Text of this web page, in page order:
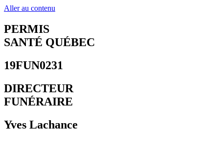
Aller au contenu
PERMIS
SANTÉ QUÉBEC
19FUN0231
DIRECTEUR
FUNÉRAIRE
Yves Lachance